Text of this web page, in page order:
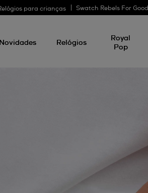
para crianças Swatch Rebels For Good
Novidades Relógios
Royal
Pop